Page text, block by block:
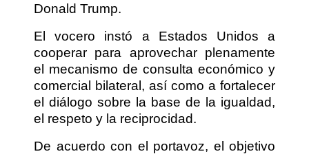
Donald Trump.
El vocero instó a Estados Unidos a
cooperar para aprovechar plenamente
el mecanismo de consulta económico y
comercial bilateral, así como a fortalecer
el diálogo sobre la base de la igualdad,
el respeto y la reciprocidad.
De acuerdo con el portavoz, el objetivo